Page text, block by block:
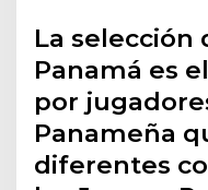
La selección
Panamá es
por
Panameña
diferentes